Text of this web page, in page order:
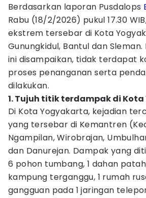
Berdasarkan laporan Pusdalops
Rabu (18/2/2026) pukul 17.30
ekstrem tersebar di Kota
Gunungkidul, Bantul dan
ini disampaikan, tidak terdapat
proses penanganan serta
dilakukan.
1. Tujuh titik terdampak di
Di Kota Yogyakarta, kejadian
yang tersebar di Kemantren
Ngampilan, Wirobrajan,
dan Danurejan. Dampak yang
6 pohon tumbang, 1 dahan
kampung terganggu, 1 rumah
gangguan pada 1 jaringan